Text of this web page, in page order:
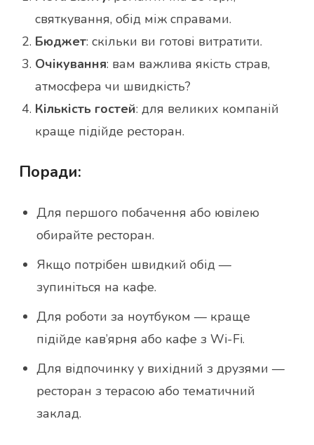
святкування, обід між справами.
Бюджет: скільки ви готові витратити.
Очікування: вам важлива якість страв,
атмосфера чи швидкість?
Кількість гостей: для великих компаній
краще підійде ресторан.
Поради:
Для першого побачення або ювілею
обирайте ресторан.
Якщо потрібен швидкий обід —
зупиніться на кафе.
Для роботи за ноутбуком — краще
підійде кав’ярня або кафе з Wi-Fi.
Для відпочинку у вихідний з друзями —
ресторан з терасою або тематичний
заклад.